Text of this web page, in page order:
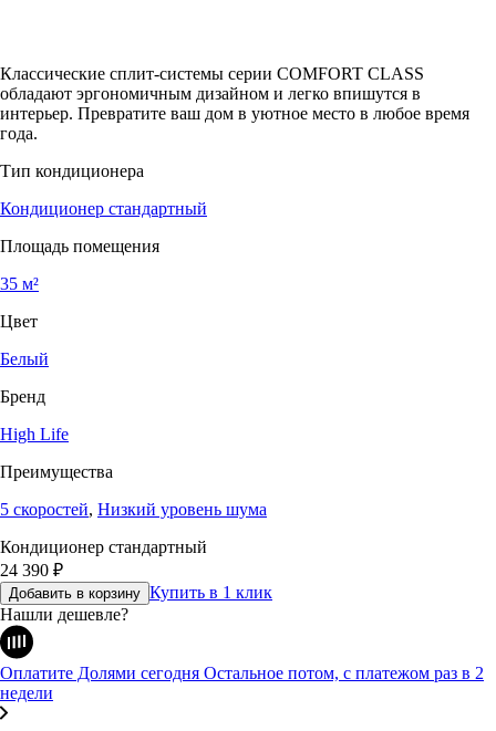
Классические сплит-системы серии COMFORT CLASS
обладают эргономичным дизайном и легко впишутся в
интерьер. Превратите ваш дом в уютное место в любое время
года.
Тип кондиционера
Кондиционер стандартный
Площадь помещения
35 м²
Цвет
Белый
Бренд
High Life
Преимущества
5 скоростей, Низкий уровень шума
Кондиционер стандартный
24 390 ₽
Добавить в корзину Купить в 1 клик
Нашли дешевле?
Оплатите Долями сегодня Остальное потом, с платежом раз в 2
недели